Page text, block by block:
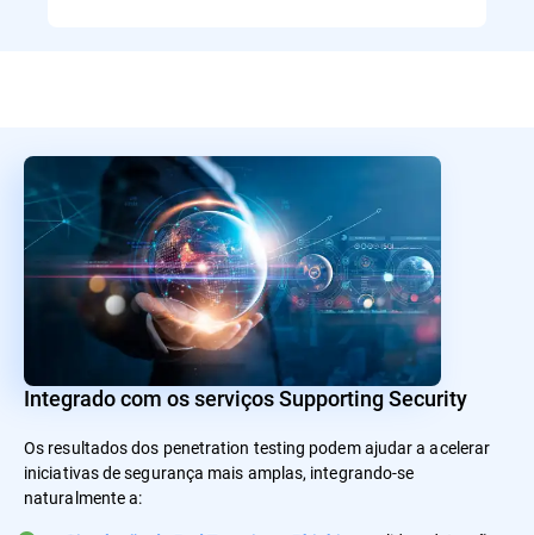
Integrado com os serviços Supporting Security
Os resultados dos penetration testing podem ajudar a acelerar
iniciativas de segurança mais amplas, integrando-se
naturalmente a: